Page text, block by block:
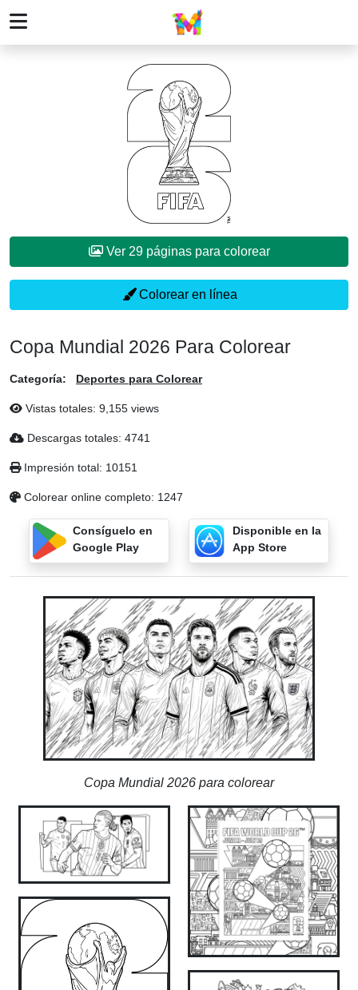
Ver 29 páginas para colorear
Colorear en línea
Copa Mundial 2026 Para Colorear
Categoría: Deportes para Colorear
Vistas totales: 9,155 views
Descargas totales: 4741
Impresión total: 10151
Colorear online completo: 1247
Consíguelo en
Google Play
Disponible en la
App Store
Copa Mundial 2026 para colorear